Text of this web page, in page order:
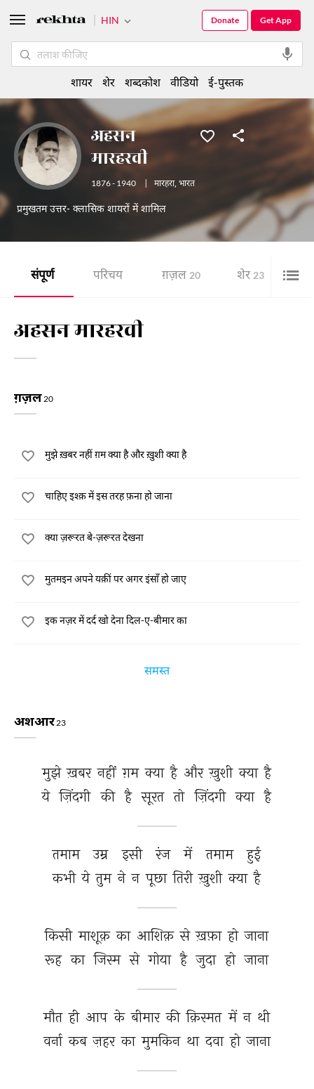
अहसन
मारहरवी
1876 - 1940 मारहरा, भारत
प्रमुखतम उत्तर- क्लासिक शायरों में शामिल
संपूर्ण परिचय ग़ज़ल 20 शेर 23
अहसन मारहरवी
ग़ज़ल20
मुझे ख़बर नहीं ग़म क्या है और ख़ुशी क्या है
चाहिए इश्क़ में इस तरह फ़ना हो जाना
क्या ज़रूरत बे-ज़रूरत देखना
मुतमइन अपने यक़ीं पर अगर इंसाँ हो जाए
इक नज़र में दर्द खो देना दिल-ए-बीमार का
समस्त
अशआर23
मुझे ख़बर नहीं ग़म क्या है और ख़ुशी क्या है
ये ज़िंदगी की है सूरत तो ज़िंदगी क्या है
तमाम उम्र इसी रंज में तमाम
हुई
कभी ये तुम ने न पूछा तिरी ख़ुशी क्या है
किसी माशूक़ का आशिक़ से ख़फ़ा हो जाना
रूह का जिस्म से गोया है जुदा हो जाना
मौत ही आप के बीमार की क़िस्मत में न थी
वर्ना कब ज़हर का मुमकिन था दवा हो जाना
HIN Get App
Donate
शायर शेर शब्दकोश वीडियो ई-पुस्तक